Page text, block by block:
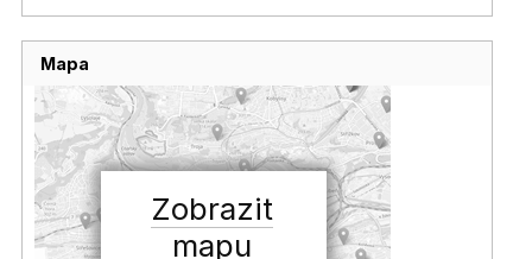
Mapa
Zobrazit
mapu